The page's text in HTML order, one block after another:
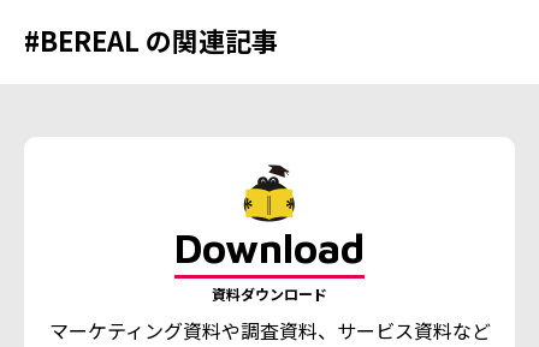
#BEREAL の関連記事
Download
資料ダウンロード
マーケティング資料や調査資料、 サービス資料など